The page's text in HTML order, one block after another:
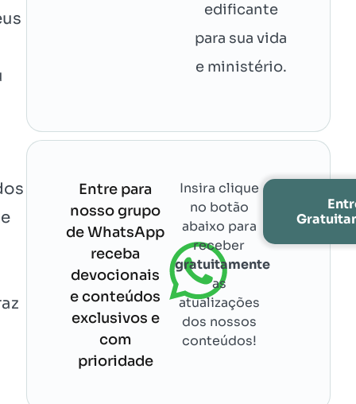
edificante
para sua vida
e ministério.
Entre para
nosso grupo
de WhatsApp
receba
devocionais
e conteúdos
exclusivos e
com
prioridade
Insira clique
no botão
abaixo para
receber
gratuitamente
as
atualizações
dos nossos
conteúdos!